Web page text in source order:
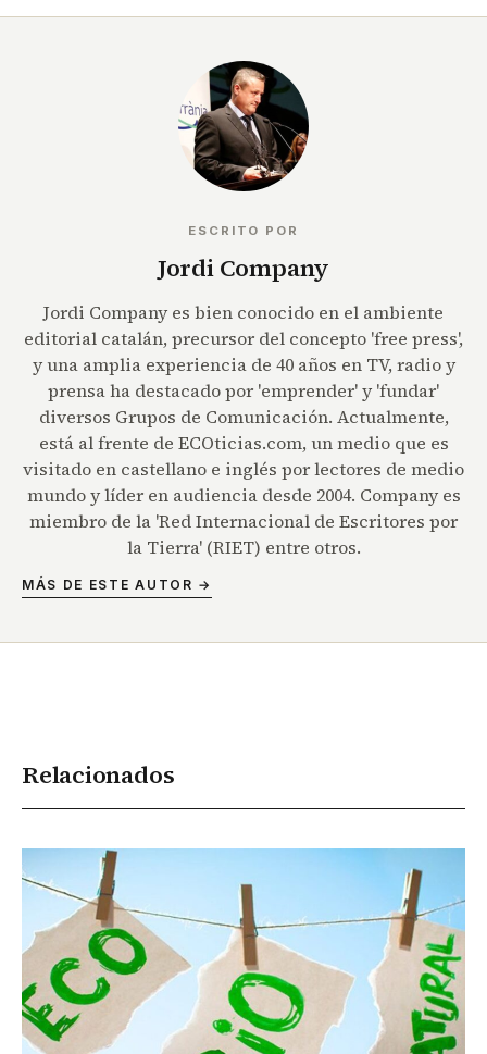
ESCRITO POR
Jordi Company
Jordi Company es bien conocido en el ambiente
editorial catalán, precursor del concepto 'free press',
y una amplia experiencia de 40 años en TV, radio y
prensa ha destacado por 'emprender' y 'fundar'
diversos Grupos de Comunicación. Actualmente,
está al frente de ECOticias.com, un medio que es
visitado en castellano e inglés por lectores de medio
mundo y líder en audiencia desde 2004. Company es
miembro de la 'Red Internacional de Escritores por
la Tierra' (RIET) entre otros.
MÁS DE ESTE AUTOR →
Relacionados